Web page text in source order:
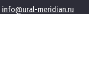
info@ural-meridian.ru